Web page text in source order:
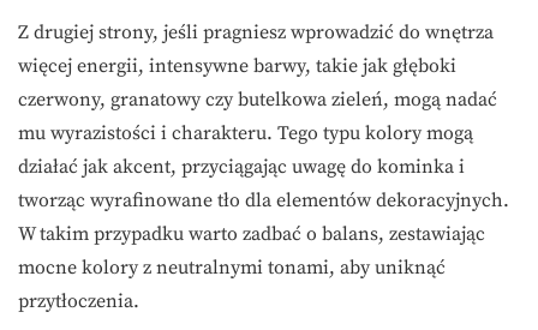
Z drugiej strony, jeśli pragniesz wprowadzić do wnętrza
więcej energii, intensywne barwy, takie jak głęboki
czerwony, granatowy czy butelkowa zieleń, mogą nadać
mu wyrazistości i charakteru. Tego typu kolory mogą
działać jak akcent, przyciągając uwagę do kominka i
tworząc wyrafinowane tło dla elementów dekoracyjnych.
W takim przypadku warto zadbać o balans, zestawiając
mocne kolory z neutralnymi tonami, aby uniknąć
przytłoczenia.